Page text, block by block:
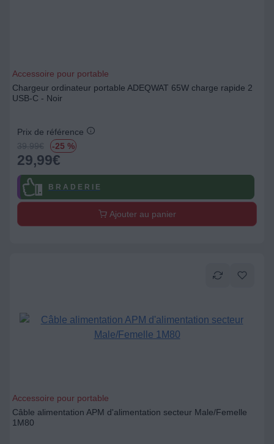
Accessoire pour portable
Chargeur ordinateur portable ADEQWAT 65W charge rapide 2
USB-C - Noir
Prix de référence
39.99€ -25 %
29,99€
B R A D E R I E
Ajouter au panier
Accessoire pour portable
Câble alimentation APM d'alimentation secteur Male/Femelle
1M80